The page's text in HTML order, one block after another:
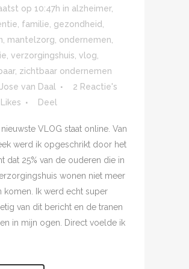
op 10:47h in alzheimer,
familie gezondheid
mantelzorg ondernemen
verzorgingshuis vlog
, zichtbaar ondernemen
Jose van Daal
2 Reactie's
Likes Deel
VLOG staat online. Van
werd ik opgeschrikt door het
dat 25% van de ouderen die in
wonen niet meer
komen. Ik werd echt super
van dit bericht en de tranen
in mijn ogen. Direct voelde ik